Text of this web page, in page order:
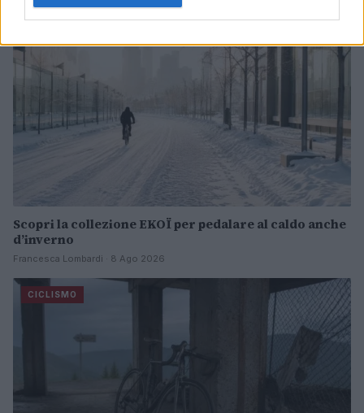
Scopri la collezione EKOÏ per pedalare al caldo anche
d’inverno
Francesca Lombardi · 8 Ago 2026
CICLISMO